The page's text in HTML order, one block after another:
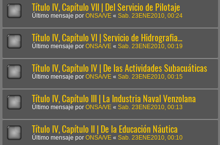
Título IV, Capítulo VII | Del Servicio de Pilotaje
Último mensaje por ONSA/VE « Sab. 23ENE2010, 00:24
Título IV, Capítulo VI | Servicio de Hidrografia...
Último mensaje por ONSA/VE « Sab. 23ENE2010, 00:19
Título IV, Capítulo IV | De las Actividades Subacuáticas
Último mensaje por ONSA/VE « Sab. 23ENE2010, 00:15
Título IV, Capítulo III | La Industria Naval Venzolana
Último mensaje por ONSA/VE « Sab. 23ENE2010, 00:13
Título IV, Capítulo II | De la Educación Náutica
Último mensaje por ONSA/VE « Sab. 23ENE2010, 00:10